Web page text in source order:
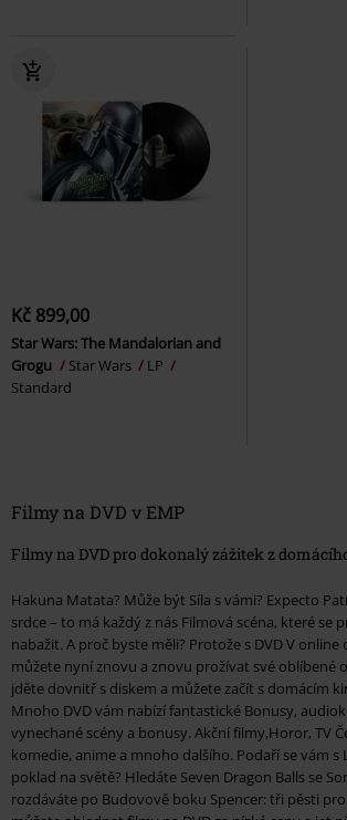
Kč 899,00
Star Wars: The Mandalorian and
Grogu
Star Wars
LP
Standard
Filmy na DVD v EMP
Filmy na DVD pro dokonalý zážitek z
Hakuna Matata? Může být Síla s vámi? Expecto
srdce – to má každý z nás Filmová scéna, které se
nabažit. A proč byste měli? Protože s DVD V online
můžete nyní znovu a znovu prožívat své oblíbené
jděte dovnitř s diskem a můžete začít s domácím
Mnoho DVD vám nabízí fantastické Bonusy,
vynechané scény a bonusy. Akční filmy,Horor, TV
komedie, anime a mnoho dalšího. Podaří se vám
poklad na světě? Hledáte Seven Dragon Balls se
rozdáváte po Budovově boku Spencer: tři pěsti pro